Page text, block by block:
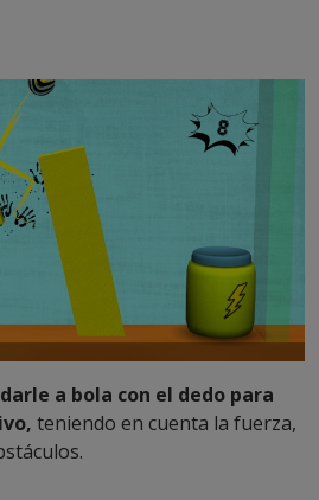
a bola con el dedo para
teniendo en cuenta la fuerza,